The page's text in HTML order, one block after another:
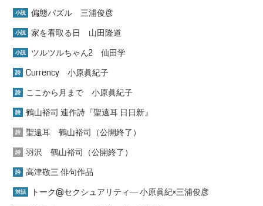
小説 偏態パズル 三浦俊彦
小説 家を看取る日 山田隆道
小説 ツルツルちゃん2 仙田学
詩 Currency 小原眞紀子
詩 ここから月まで 小原眞紀子
詩 鶴山裕司 連作詩『聖遠耳 日日新』
詩 聖遠耳 鶴山裕司（公開終了）
詩 羽沢 鶴山裕司（公開終了）
詩 高津敬三 俳句作品
対話 トーク@セクシュアリティ― 小原眞紀×三浦俊彦